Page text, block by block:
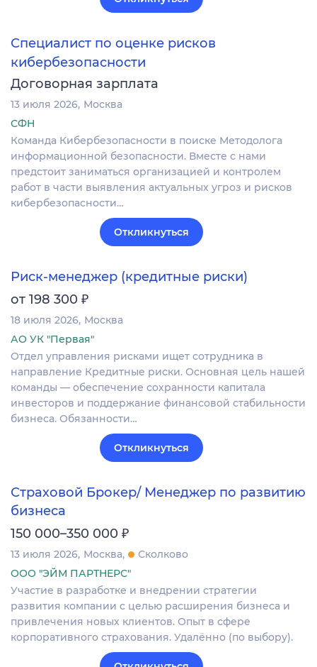
Специалист по оценке рисков
кибербезопасности
Договорная зарплата
13 июля 2026 Москва
СФН
Команда Кибербезопасности в поиске Методолога
информационной безопасности. Вместе с нами
предстоит заниматься организацией и контролем
работ в части выявления актуальных угроз и рисков
кибербезопасности…
Откликнуться
Риск-менеджер (кредитные риски)
от 198 300 ₽
18 июля 2026 Москва
АО УК "Первая"
Отдел управления рисками ищет сотрудника в
направление Кредитные риски. Основная цель нашей
команды — обеспечение сохранности капитала
инвесторов и поддержание финансовой стабильности
бизнеса. Обязанности…
Откликнуться
Страховой Брокер/ Менеджер по развитию
бизнеса
150 000–350 000 ₽
13 июля 2026 Москва
Сколково
ООО "ЭЙМ ПАРТНЕРС"
Участие в разработке и внедрении стратегии
развития компании с целью расширения бизнеса и
привлечения новых клиентов. Опыт в сфере
корпоративного страхования. Удалённо (по выбору).